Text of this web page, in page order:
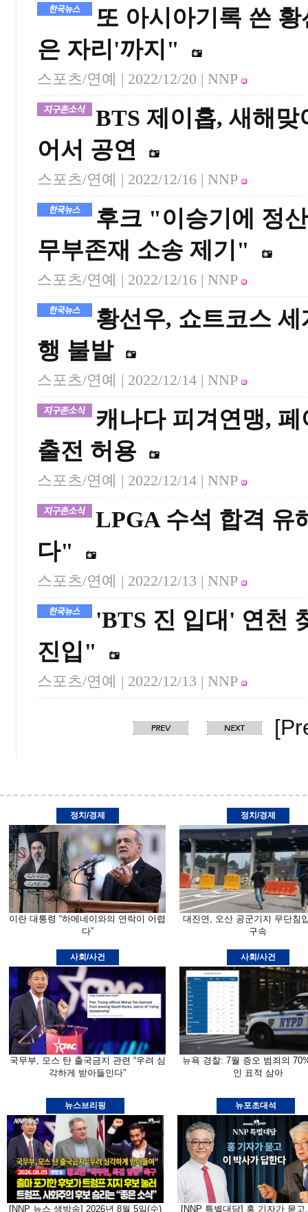
또 아시아기록 쓴
은 자리'까지"
스포츠/연예 | 2022/12/20 | NNP
BTS 제이홉, 새해
어서 공연
스포츠/연예 | 2022/12/16 | NNP
후크 "이승기에 정
무부존재 소송 제기"
스포츠/연예 | 2022/12/16 | NNP
황선우, 쇼트코스
행 불발
스포츠/연예 | 2022/12/14 | NNP
캐나다 피겨연맹,
출전 허용
스포츠/연예 | 2022/12/14 | NNP
LPGA 수석 합격 유
다"
스포츠/연예 | 2022/12/13 | NNP
'BTS 진 입대' 연천
진입"
스포츠/연예 | 2022/12/13 | NNP
정치/경제
이란 대통령 “하메네이와의 연락이 어렵
다”
정치/경제
대진연, 오산 공군기지 무단침
구속
사회/사건
국무부, 모스 탄 출국금지 관련 “우려 심
각하게 받아들인다”
사회/사건
뉴욕 경찰: 7월 증오 범죄의
인 표적 삼아
뉴스브리핑
[NNP 뉴스 생방송] 2026년 8월 5일(수)
뉴포초대석
[NNP 특별대담] 홍 기자가 묻고